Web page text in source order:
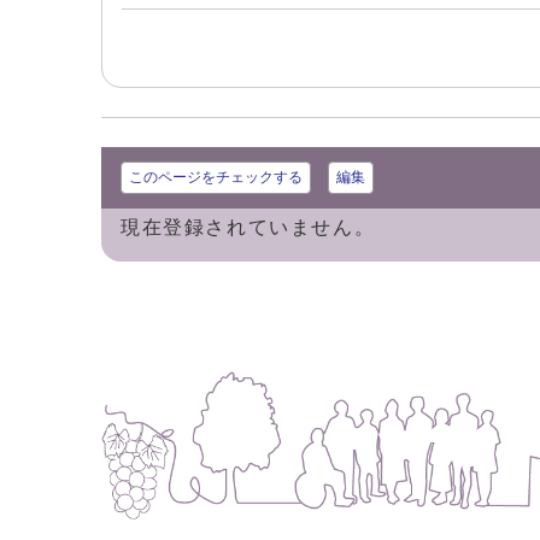
このページをチェックする 編集
現在登録されていません。